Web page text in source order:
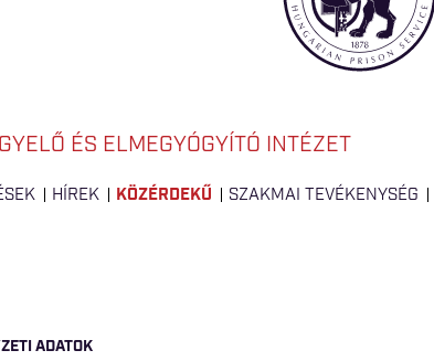
ÉS ELMEGYÓGYÍTÓ INTÉZET
HÍREK KÖZÉRDEKŰ SZAKMAI TEVÉKENYSÉG
ADATOK